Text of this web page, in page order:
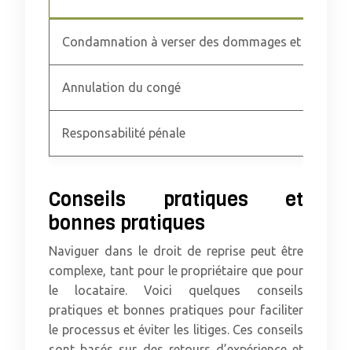
Condamnation à verser des dommages et intérêts
Annulation du congé
Responsabilité pénale
Conseils pratiques et
bonnes pratiques
Naviguer dans le droit de reprise peut être
complexe, tant pour le propriétaire que pour
le locataire. Voici quelques conseils
pratiques et bonnes pratiques pour faciliter
le processus et éviter les litiges. Ces conseils